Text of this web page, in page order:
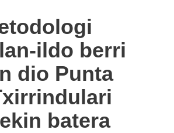
ildo berri
dio Punta
batera